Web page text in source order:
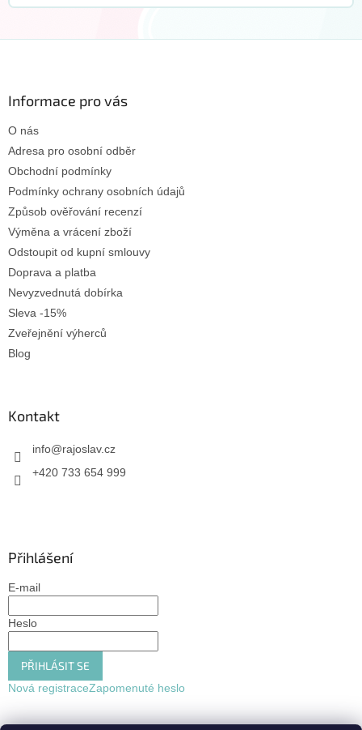
Informace pro vás
O nás
Adresa pro osobní odběr
Obchodní podmínky
Podmínky ochrany osobních údajů
Způsob ověřování recenzí
Výměna a vrácení zboží
Odstoupit od kupní smlouvy
Doprava a platba
Nevyzvednutá dobírka
Sleva -15%
Zveřejnění výherců
Blog
Kontakt
info@rajoslav.cz
+420 733 654 999
Přihlášení
E-mail
Heslo
PŘIHLÁSIT SE
Nová registraceZapomenuté heslo